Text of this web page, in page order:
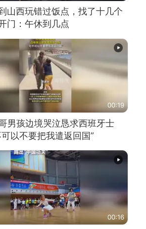
山西玩错过饭点，找了十几个
门：午休到几点
00:19
男孩边境哭泣恳求西班牙士
以不要把我遣返回国”
00:16